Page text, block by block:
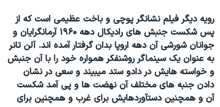
تریبونال مردمی آبان ۹۸
دادگاه حمید نوری
چهل سال گروگان‌گیری
قانون شفافیت دارائی کادر رهبری ایران
اعتراضات مردمی آبان ۹۸
رويه ديگر فيلم نشانگر پوچی و باخت عظيمی است که از
پس شکست جنبش های راديکال دهه ۱۹۶۰ آرمانگرايان و
جوانان شورشی آن دهه اروپا بدان گرفتار آمده اند. آلن تانر
به عنوان يک سينماگر روشنفکر همواره خود را با آن جنبش
و خواسته هايش در دادو ستد ميبيند و سعی در نشان
دادن جنبه های مختلف آن نهضت ها و پی آمد شکست
آن و همچنين دستآوردهايش برای غرب و همچنين برای